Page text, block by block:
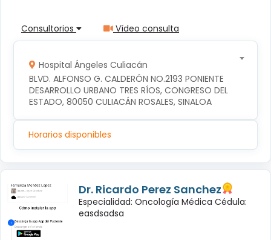
Consultorios Vídeo consulta
Hospital Ángeles Culiacán
BLVD. ALFONSO G. CALDERÓN NO.2193 PONIENTE
DESARROLLO URBANO TRES RÍOS, CONGRESO DEL
ESTADO, 80050 CULIACÁN ROSALES, SINALOA
Horarios disponibles
Dr. Ricardo Perez Sanchez
Especialidad: Oncología Médica Cédula:
easdsadsa